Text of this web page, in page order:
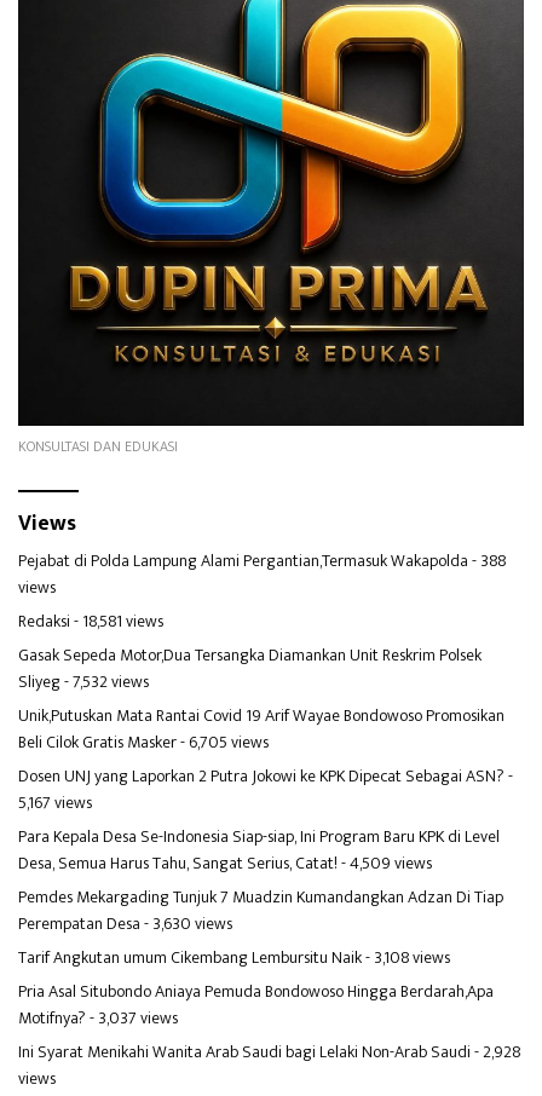
KONSULTASI DAN EDUKASI
Views
Pejabat di Polda Lampung Alami Pergantian,Termasuk Wakapolda- 388
views
Redaksi- 18,581 views
Gasak Sepeda Motor,Dua Tersangka Diamankan Unit Reskrim Polsek
Sliyeg- 7,532 views
Unik,Putuskan Mata Rantai Covid 19 Arif Wayae Bondowoso Promosikan
Beli Cilok Gratis Masker- 6,705 views
Dosen UNJ yang Laporkan 2 Putra Jokowi ke KPK Dipecat Sebagai ASN?-
5,167 views
Para Kepala Desa Se-Indonesia Siap-siap, Ini Program Baru KPK di Level
Desa, Semua Harus Tahu, Sangat Serius, Catat!- 4,509 views
Pemdes Mekargading Tunjuk 7 Muadzin Kumandangkan Adzan Di Tiap
Perempatan Desa- 3,630 views
Tarif Angkutan umum Cikembang Lembursitu Naik- 3,108 views
Pria Asal Situbondo Aniaya Pemuda Bondowoso Hingga Berdarah,Apa
Motifnya?- 3,037 views
Ini Syarat Menikahi Wanita Arab Saudi bagi Lelaki Non-Arab Saudi- 2,928
views